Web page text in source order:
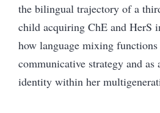
the bilingual trajectory of a
child acquiring ChE and
how language mixing functions
communicative strategy and
identity within her